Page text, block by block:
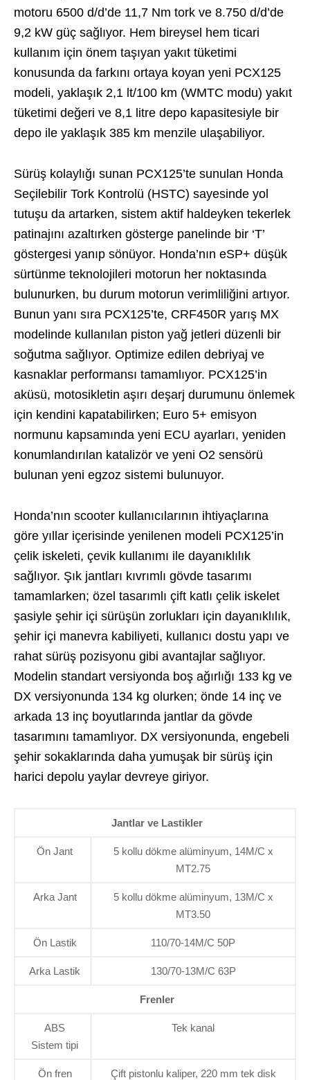
motoru 6500 d/d’de 11,7 Nm tork ve 8.750 d/d’de
9,2 kW güç sağlıyor. Hem bireysel hem ticari
kullanım için önem taşıyan yakıt tüketimi
konusunda da farkını ortaya koyan yeni PCX125
modeli, yaklaşık 2,1 lt/100 km (WMTC modu) yakıt
tüketimi değeri ve 8,1 litre depo kapasitesiyle bir
depo ile yaklaşık 385 km menzile ulaşabiliyor.
Sürüş kolaylığı sunan PCX125’te sunulan Honda
Seçilebilir Tork Kontrolü (HSTC) sayesinde yol
tutuşu da artarken, sistem aktif haldeyken tekerlek
patinajını azaltırken gösterge panelinde bir ‘T’
göstergesi yanıp sönüyor. Honda’nın eSP+ düşük
sürtünme teknolojileri motorun her noktasında
bulunurken, bu durum motorun verimliliğini artıyor.
Bunun yanı sıra PCX125’te, CRF450R yarış MX
modelinde kullanılan piston yağ jetleri düzenli bir
soğutma sağlıyor. Optimize edilen debriyaj ve
kasnaklar performansı tamamlıyor. PCX125’in
aküsü, motosikletin aşırı deşarj durumunu önlemek
için kendini kapatabilirken; Euro 5+ emisyon
normunu kapsamında yeni ECU ayarları, yeniden
konumlandırılan katalizör ve yeni O2 sensörü
bulunan yeni egzoz sistemi bulunuyor.
Honda’nın scooter kullanıcılarının ihtiyaçlarına
göre yıllar içerisinde yenilenen modeli PCX125’in
çelik iskeleti, çevik kullanımı ile dayanıklılık
sağlıyor. Şık jantları kıvrımlı gövde tasarımı
tamamlarken; özel tasarımlı çift katlı çelik iskelet
şasiyle şehir içi sürüşün zorlukları için dayanıklılık,
şehir içi manevra kabiliyeti, kullanıcı dostu yapı ve
rahat sürüş pozisyonu gibi avantajlar sağlıyor.
Modelin standart versiyonda boş ağırlığı 133 kg ve
DX versiyonunda 134 kg olurken; önde 14 inç ve
arkada 13 inç boyutlarında jantlar da gövde
tasarımını tamamlıyor. DX versiyonunda, engebeli
şehir sokaklarında daha yumuşak bir sürüş için
harici depolu yaylar devreye giriyor.
Jantlar ve Lastikler
Ön Jant
5 kollu dökme alüminyum, 14M/C x
MT2.75
Arka Jant
5 kollu dökme alüminyum, 13M/C x
MT3.50
Ön Lastik 110/70-14M/C 50P
Arka Lastik 130/70-13M/C 63P
Frenler
ABS
Sistem tipi
Tek kanal
Ön fren Çift pistonlu kaliper, 220 mm tek disk